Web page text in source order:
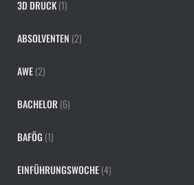
3D DRUCK(1)
ABSOLVENTEN (2)
AWE(2)
BACHELOR (6)
BAFÖG (1)
EINFÜHRUNGSWOCHE(4)